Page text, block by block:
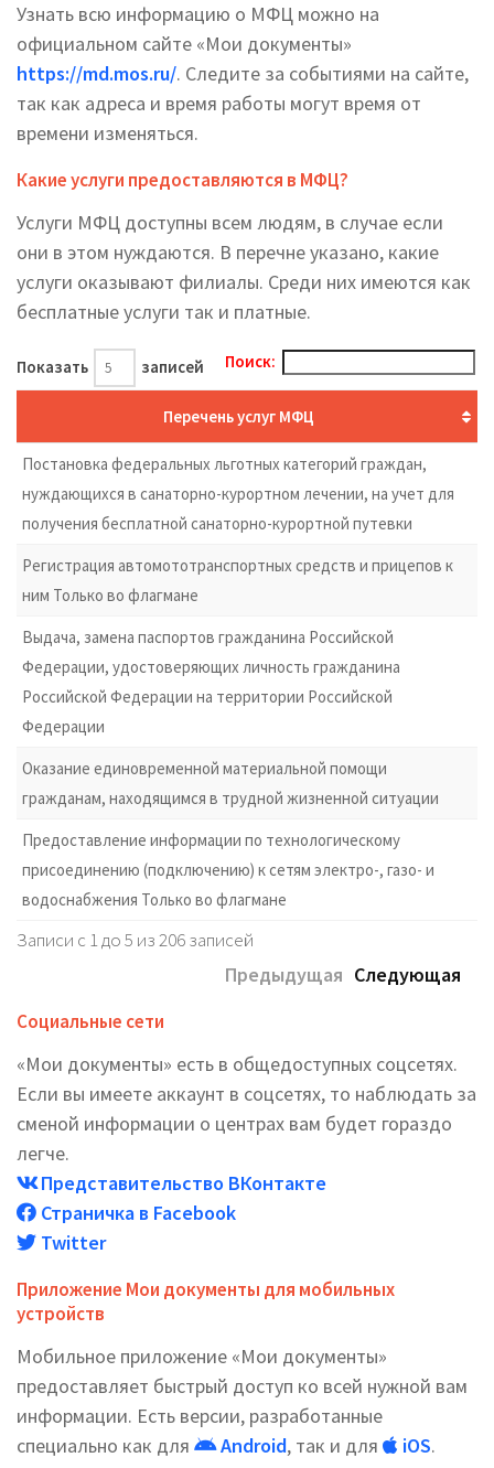
Узнать всю информацию о МФЦ можно на
официальном сайте «Мои документы»
https://md.mos.ru/. Следите за событиями на сайте,
так как адреса и время работы могут время от
времени изменяться.
Какие услуги предоставляются в МФЦ?
Услуги МФЦ доступны всем людям, в случае если
они в этом нуждаются. В перечне указано, какие
услуги оказывают филиалы. Среди них имеются как
бесплатные услуги так и платные.
Показать записей Поиск:
Перечень услуг МФЦ
Постановка федеральных льготных категорий граждан,
нуждающихся в санаторно-курортном лечении, на учет для
получения бесплатной санаторно-курортной путевки
Регистрация автомототранспортных средств и прицепов к
ним Только во флагмане
Выдача, замена паспортов гражданина Российской
Федерации, удостоверяющих личность гражданина
Российской Федерации на территории Российской
Федерации
Оказание единовременной материальной помощи
гражданам, находящимся в трудной жизненной ситуации
Предоставление информации по технологическому
присоединению (подключению) к сетям электро-, газо- и
водоснабжения Только во флагмане
Записи с 1 до 5 из 206 записей
Предыдущая Следующая
Социальные сети
«Мои документы» есть в общедоступных соцсетях.
Если вы имеете аккаунт в соцсетях, то наблюдать за
сменой информации о центрах вам будет гораздо
легче.
Представительство ВКонтакте
Страничка в Facebook
Twitter
Приложение Мои документы для мобильных
устройств
Мобильное приложение «Мои документы»
предоставляет быстрый доступ ко всей нужной вам
информации. Есть версии, разработанные
специально как для
Android, так и для iOS.